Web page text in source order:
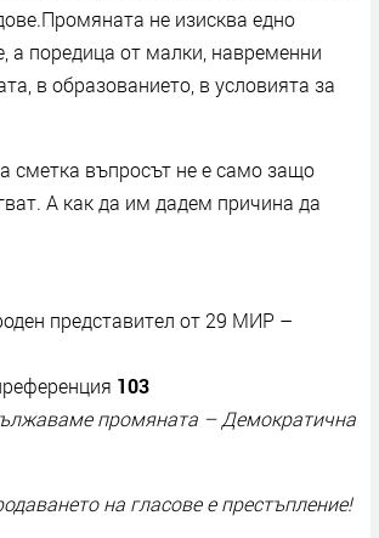
не изисква едно
а поредица от малки, навременни
в образованието, в условията за
сметка въпросът не е само защо
А как да им дадем причина да
представител от 29 МИР –
103
промяната – Демократична
на гласове е престъпление!